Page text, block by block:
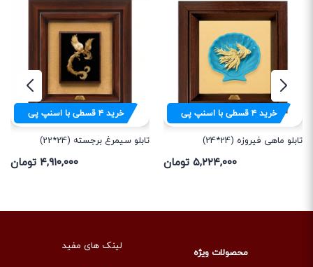
خرید۴قسطی با اسنپ پی
تابلو ماهی فیروزه (24*24)
۵,۲۲۴,۰۰۰ تومان
خرید۴قسطی با اسنپ پی
تابلو سیمرغ برجسته (24*22)
۴,۹۱۰,۰۰۰ تومان
محصولات ویژه
لینک های مفید